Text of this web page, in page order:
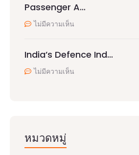
Passenger A…
ไม่มีความเห็น
India’s Defence Ind…
ไม่มีความเห็น
หมวดหมู่